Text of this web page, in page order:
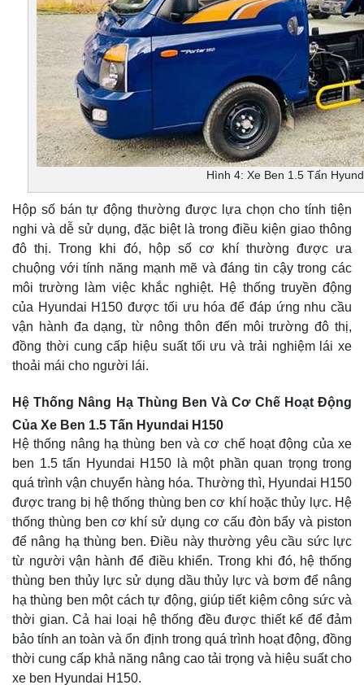
Hình 4: Xe Ben 1.5 Tấn
Hộp số bán tự động thường được lựa chọn cho tính tiện
nghi và dễ sử dụng, đặc biệt là trong điều kiện giao thông
đô thị. Trong khi đó, hộp số cơ khí thường được ưa
chuộng với tính năng mạnh mẽ và đáng tin cậy trong các
môi trường làm việc khắc nghiệt. Hệ thống truyền động
của Hyundai H150 được tối ưu hóa để đáp ứng nhu cầu
vận hành đa dạng, từ nông thôn đến môi trường đô thị,
đồng thời cung cấp hiệu suất tối ưu và trải nghiệm lái xe
thoải mái cho người lái.
Hệ Thống Nâng Hạ Thùng Ben Và Cơ Chế Hoạt Động
Của Xe Ben 1.5 Tấn Hyundai H150
Hệ thống nâng hạ thùng ben và cơ chế hoạt động của xe
ben 1.5 tấn Hyundai H150 là một phần quan trọng trong
quá trình vận chuyển hàng hóa. Thường thì, Hyundai H150
được trang bị hệ thống thùng ben cơ khí hoặc thủy lực. Hệ
thống thùng ben cơ khí sử dụng cơ cấu đòn bẩy và piston
để nâng hạ thùng ben. Điều này thường yêu cầu sức lực
từ người vận hành để điều khiển. Trong khi đó, hệ thống
thùng ben thủy lực sử dụng dầu thủy lực và bơm để nâng
hạ thùng ben một cách tự động, giúp tiết kiệm công sức và
thời gian. Cả hai loại hệ thống đều được thiết kế để đảm
bảo tính an toàn và ổn định trong quá trình hoạt động, đồng
thời cung cấp khả năng nâng cao tải trọng và hiệu suất cho
xe ben Hyundai H150.